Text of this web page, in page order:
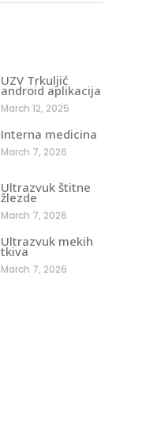
UZV Trkuljić
android aplikacija
March 12, 2025
Interna medicina
March 7, 2026
Ultrazvuk štitne
žlezde
March 7, 2026
Ultrazvuk mekih
tkiva
March 7, 2026